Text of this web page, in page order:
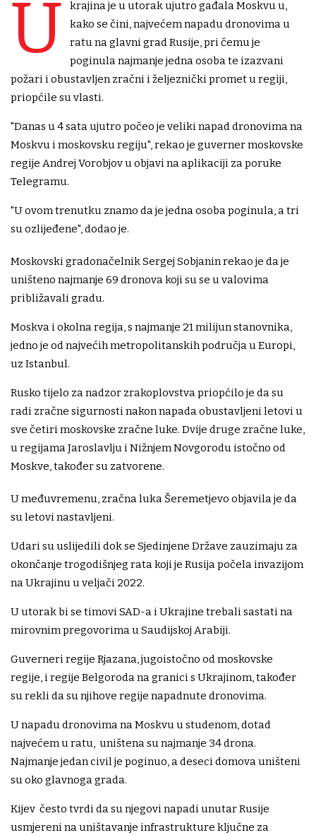
U
krajina je u utorak ujutro gađala Moskvu u,
kako se čini, najvećem napadu dronovima u
ratu na glavni grad Rusije, pri čemu je
poginula najmanje jedna osoba te izazvani
požari i obustavljen zračni i željeznički promet u regiji,
priopćile su vlasti.
"Danas u 4 sata ujutro počeo je veliki napad dronovima na
Moskvu i moskovsku regiju", rekao je guverner moskovske
regije Andrej Vorobjov u objavi na aplikaciji za poruke
Telegramu.
"U ovom trenutku znamo da je jedna osoba poginula, a tri
su ozlijeđene", dodao je.
Moskovski gradonačelnik Sergej Sobjanin rekao je da je
uništeno najmanje 69 dronova koji su se u valovima
približavali gradu.
Moskva i okolna regija, s najmanje 21 milijun stanovnika,
jedno je od najvećih metropolitanskih područja u Europi,
uz Istanbul.
Rusko tijelo za nadzor zrakoplovstva priopćilo je da su
radi zračne sigurnosti nakon napada obustavljeni letovi u
sve četiri moskovske zračne luke. Dvije druge zračne luke,
u regijama Jaroslavlju i Nižnjem Novgorodu istočno od
Moskve, također su zatvorene.
U međuvremenu, zračna luka Šeremetjevo objavila je da
su letovi nastavljeni.
Udari su uslijedili dok se Sjedinjene Države zauzimaju za
okončanje trogodišnjeg rata koji je Rusija počela invazijom
na Ukrajinu u veljači 2022.
U utorak bi se timovi SAD-a i Ukrajine trebali sastati na
mirovnim pregovorima u Saudijskoj Arabiji.
Guverneri regije Rjazana, jugoistočno od moskovske
regije, i regije Belgoroda na granici s Ukrajinom, također
su rekli da su njihove regije napadnute dronovima.
U napadu dronovima na Moskvu u studenom, dotad
najvećem u ratu, uništena su najmanje 34 drona.
Najmanje jedan civil je poginuo, a deseci domova uništeni
su oko glavnoga grada.
Kijev često tvrdi da su njegovi napadi unutar Rusije
usmjereni na uništavanje infrastrukture ključne za